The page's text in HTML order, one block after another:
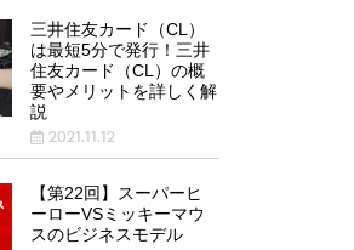
三井住友カード（CL）
は最短5分で発行！三井
住友カード（CL）の概
要やメリットを詳しく解
説
2021.11.12
【第22回】スーパーヒ
ーローVSミッキーマウ
スのビジネスモデル